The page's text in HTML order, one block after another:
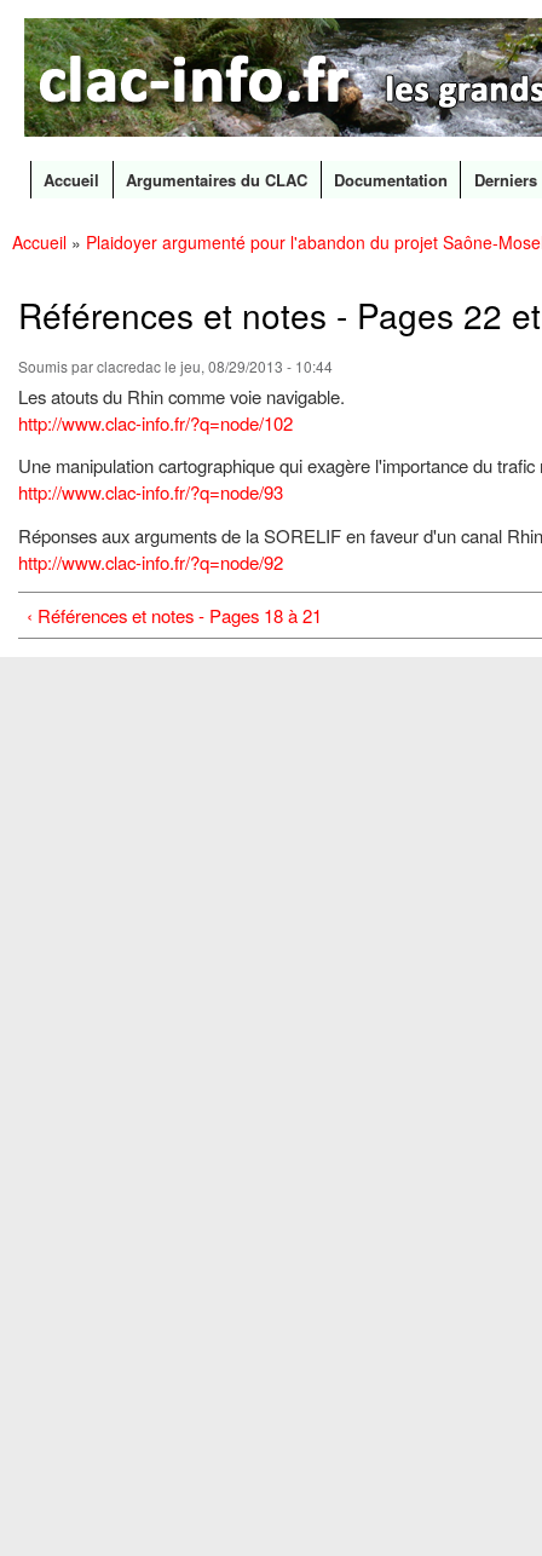
CLAC
Info
Les
grands
canaux
en
Menu principal
Accueil Argumentaires du CLAC Documentation
Accueil » Plaidoyer argumenté pour l'abandon du projet Saône-
Références et notes - Pages 22
Soumis parclacredacle jeu, 08/29/2013 - 10:44
Les atouts du Rhin comme voie navigable.
http://www.clac-info.fr/?q=node/102
Une manipulation cartographique qui exagère l'importance du
http://www.clac-info.fr/?q=node/93
Réponses aux arguments de la SORELIF en faveur d'un canal
http://www.clac-info.fr/?q=node/92
‹ Références et notes - Pages 18 à 21